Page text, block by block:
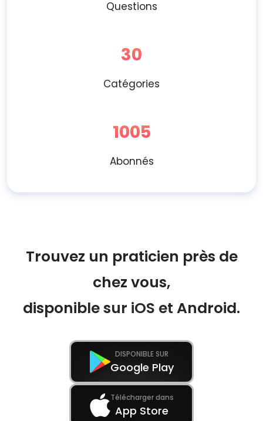
Questions
30
Catégories
1005
Abonnés
Trouvez un praticien près de
chez vous,
disponible sur iOS et Android.
DISPONIBLE SUR
Google Play
Télécharger dans
App Store